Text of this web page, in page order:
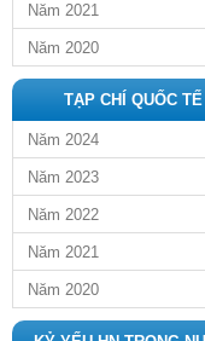
Năm 2021
Năm 2020
TẠP CHÍ QUỐC TẾ
Năm 2024
Năm 2023
Năm 2022
Năm 2021
Năm 2020